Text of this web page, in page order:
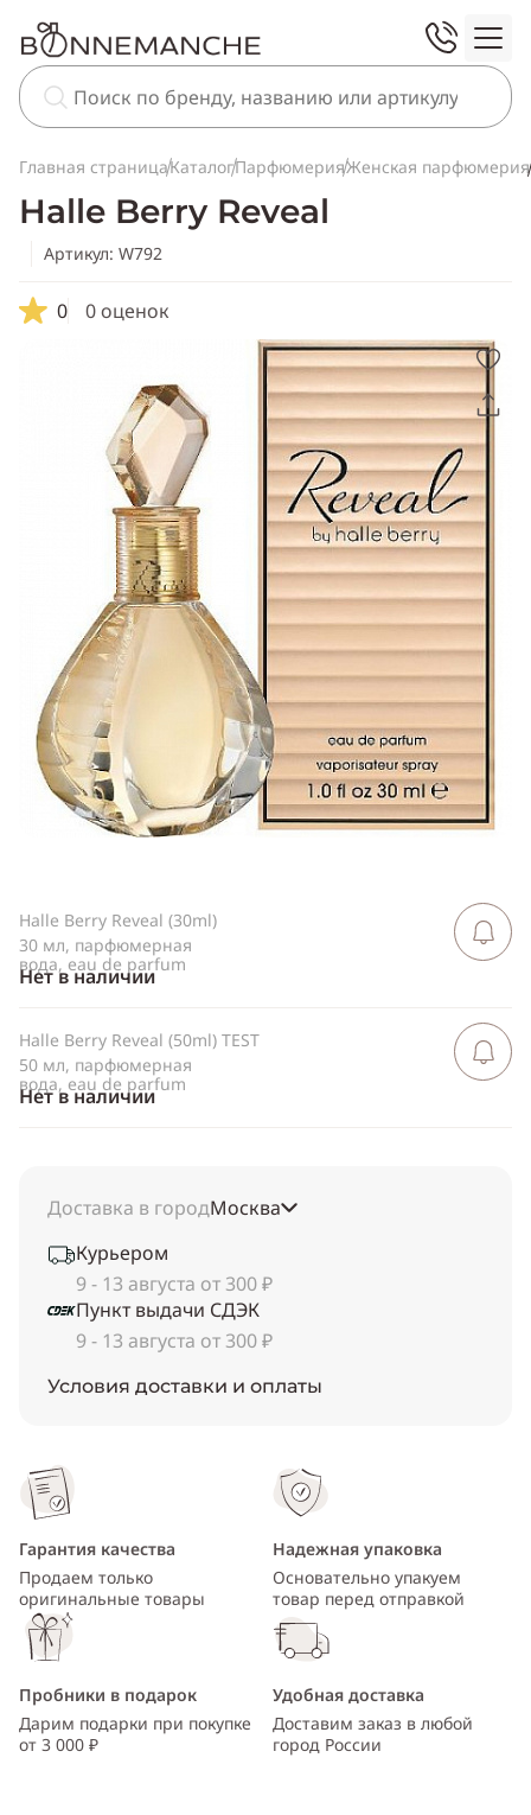
Главная страницаКаталогПарфюмерияЖенская парфюмерия
Halle Berry Reveal
Артикул: W792
0 0 оценок
Скопировать
ссылку
Telegram
WhatsApp
Viber
ВКонтакте
Одноклассники
Halle Berry Reveal (30ml)
30 мл, парфюмерная
вода, eau de parfum
Нет в наличии
Сообщить
Halle Berry Reveal (50ml) TEST
50 мл, парфюмерная
вода, eau de parfum
Нет в наличии
Сообщить
Доставка в городМосква
Курьером
9 - 13 августа от 300 ₽
Пункт выдачи СДЭК
9 - 13 августа от 300 ₽
Условия доставки и оплаты
Гарантия качества
Продаем только
оригинальные товары
Надежная упаковка
Основательно упакуем
товар перед отправкой
Пробники в подарок
Дарим подарки при покупке
от 3 000 ₽
Удобная доставка
Доставим заказ в любой
город России